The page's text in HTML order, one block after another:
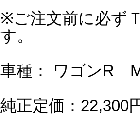
※ご注文前に必ず
す。
車種： ワゴンR
純正定価：22,300